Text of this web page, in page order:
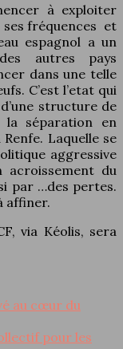
à exploiter
ses fréquences et
espagnol a un
autres pays
dans une telle
C’est l’etat qui
structure de
séparation en
Laquelle se
aggressive
du
par …des pertes.
affiner.
via Kéolis, sera
au cœur du
pour les